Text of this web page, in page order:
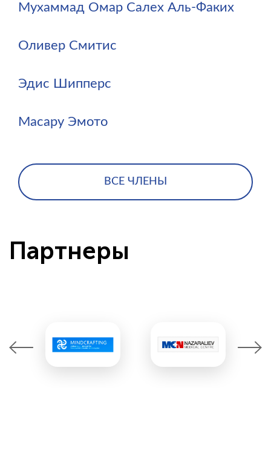
Мухаммад Омар Салех Аль-Факих
Оливер Смитис
Эдис Шипперс
Масару Эмото
ВСЕ ЧЛЕНЫ
Партнеры